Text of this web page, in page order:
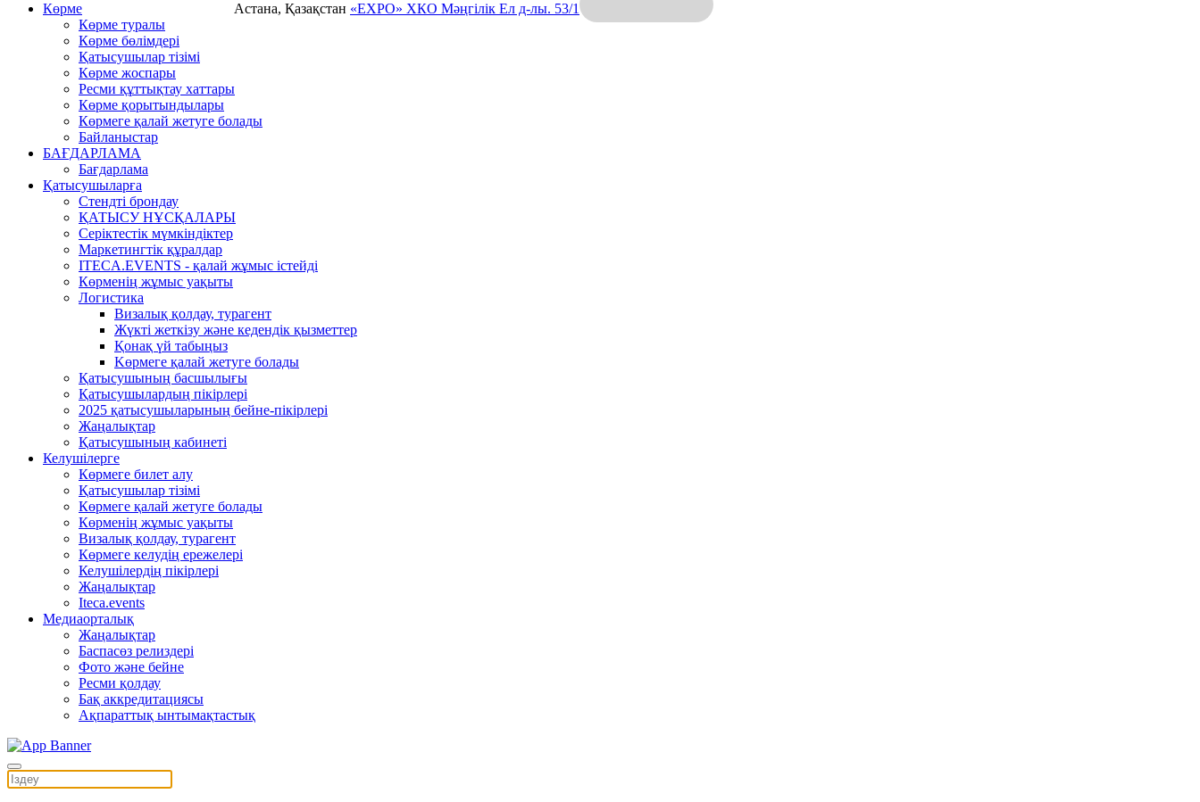
Астана, Қазақстан «EXPO» ХКО Мәңгілік Ел д-лы. 53/1
Көрме
Көрме туралы
Көрме бөлімдері
Қатысушылар тізімі
Көрме жоспары
Ресми құттықтау хаттары
Көрме қорытындылары
Көрмеге қалай жетуге болады
Байланыстар
БАҒДАРЛАМА
Бағдарлама
Қатысушыларға
Стендті брондау
ҚАТЫСУ НҰСҚАЛАРЫ
Серіктестік мүмкіндіктер
Маркетингтік құралдар
ITECA.EVENTS - қалай жұмыс істейді
Көрменің жұмыс уақыты
Логистика
Визалық қолдау, турагент
Жүкті жеткізу және кедендік қызметтер
Қонақ үй табыңыз
Kөрмеге қалай жетуге болады
Қатысушының басшылығы
Қатысушылардың пікірлері
2025 қатысушыларының бейне-пікірлері
Жаңалықтар
Қатысушының кабинеті
Келушілерге
Көрмеге билет алу
Қатысушылар тізімі
Көрмеге қалай жетуге болады
Көрменің жұмыс уақыты
Визалық қолдау, турагент
Көрмеге келудің ережелері
Келушілердің пікірлері
Жаңалықтар
Iteca.events
Медиаорталық
Жаңалықтар
Баспасөз релиздері
Фото және бейне
Ресми қолдау
Бақ аккредитациясы
Ақпараттық ынтымақтастық